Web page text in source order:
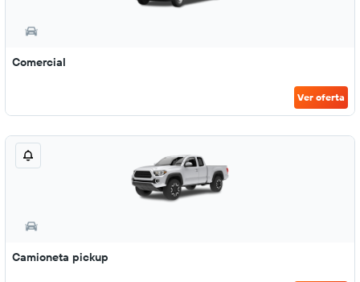
Comercial
Ver oferta
Camioneta pickup